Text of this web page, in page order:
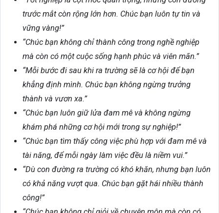
trước mắt còn rộng lớn hơn. Chúc bạn luôn tự tin và
vững vàng!”
“Chúc bạn không chỉ thành công trong nghề nghiệp
mà còn có một cuộc sống hạnh phúc và viên mãn.”
“Mỗi bước đi sau khi ra trường sẽ là cơ hội để bạn
khẳng định mình. Chúc bạn không ngừng trưởng
thành và vươn xa.”
“Chúc bạn luôn giữ lửa đam mê và không ngừng
khám phá những cơ hội mới trong sự nghiệp!”
“Chúc bạn tìm thấy công việc phù hợp với đam mê và
tài năng, để mỗi ngày làm việc đều là niềm vui.”
“Dù con đường ra trường có khó khăn, nhưng bạn luôn
có khả năng vượt qua. Chúc bạn gặt hái nhiều thành
công!”